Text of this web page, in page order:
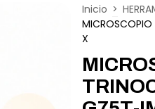
Inicio >
X